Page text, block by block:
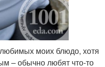
моих блюдо, хотя
– обычно любят что-то